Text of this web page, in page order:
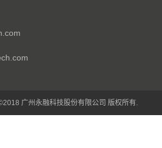
广州永融科技股份有限公司 版权所有.